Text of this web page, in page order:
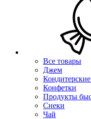
Все товары
Джем
Конфетки
Продукты
Снеки
Чай